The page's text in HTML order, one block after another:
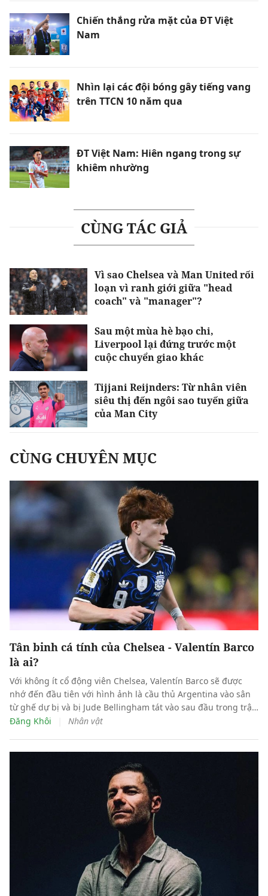
Chiến thắng rửa mặt của ĐT Việt
Nam
Nhìn lại các đội bóng gây tiếng vang
trên TTCN 10 năm qua
ĐT Việt Nam: Hiên ngang trong sự
khiêm nhường
CÙNG TÁC GIẢ
Vì sao Chelsea và Man United rối
loạn vì ranh giới giữa "head
coach" và "manager"?
Sau một mùa hè bạo chi,
Liverpool lại đứng trước một
cuộc chuyển giao khác
Tijjani Reijnders: Từ nhân viên
siêu thị đến ngôi sao tuyến giữa
của Man City
CÙNG CHUYÊN MỤC
Tân binh cá tính của Chelsea - Valentín Barco
là ai?
Với không ít cổ động viên Chelsea, Valentín Barco sẽ được
nhớ đến đầu tiên với hình ảnh là cầu thủ Argentina vào sân
từ ghế dự bị và bị Jude Bellingham tát vào sau đầu trong trận
bán kết World Cup hồi tháng trước.
Đăng Khôi Nhân vật